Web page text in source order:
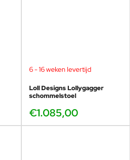
6 - 16 weken levertijd
Loll Designs Lollygagger
schommelstoel
€1.085,00